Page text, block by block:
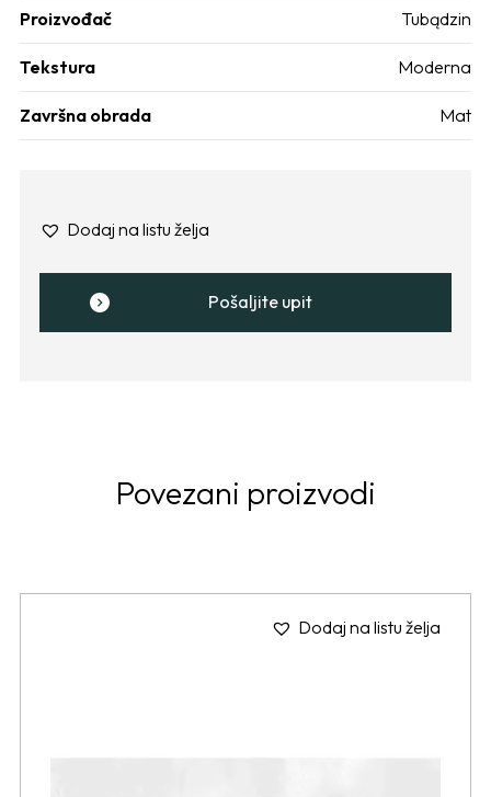
Proizvođač Tubądzin
Tekstura Moderna
Završna obrada Mat
Dodaj na listu želja
Pošaljite upit
Povezani proizvodi
Dodaj na listu želja